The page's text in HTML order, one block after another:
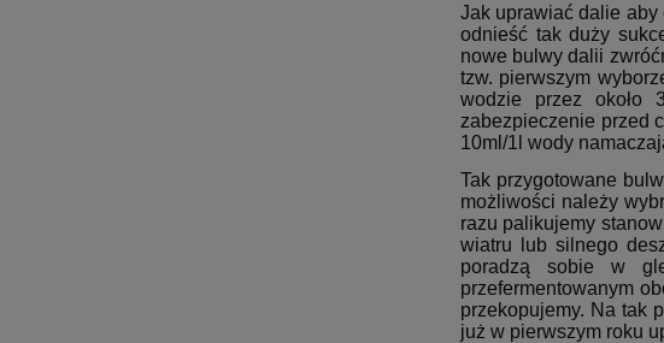
Jak uprawiać dalie aby
odnieść tak duży
nowe bulwy dalii
tzw. pierwszym
wodzie przez około
zabezpieczenie przed
10ml/1l wody
Tak przygotowane
możliwości należy
razu palikujemy
wiatru lub silnego
poradzą sobie w
przefermentowanym
przekopujemy. Na tak
już w pierwszym roku